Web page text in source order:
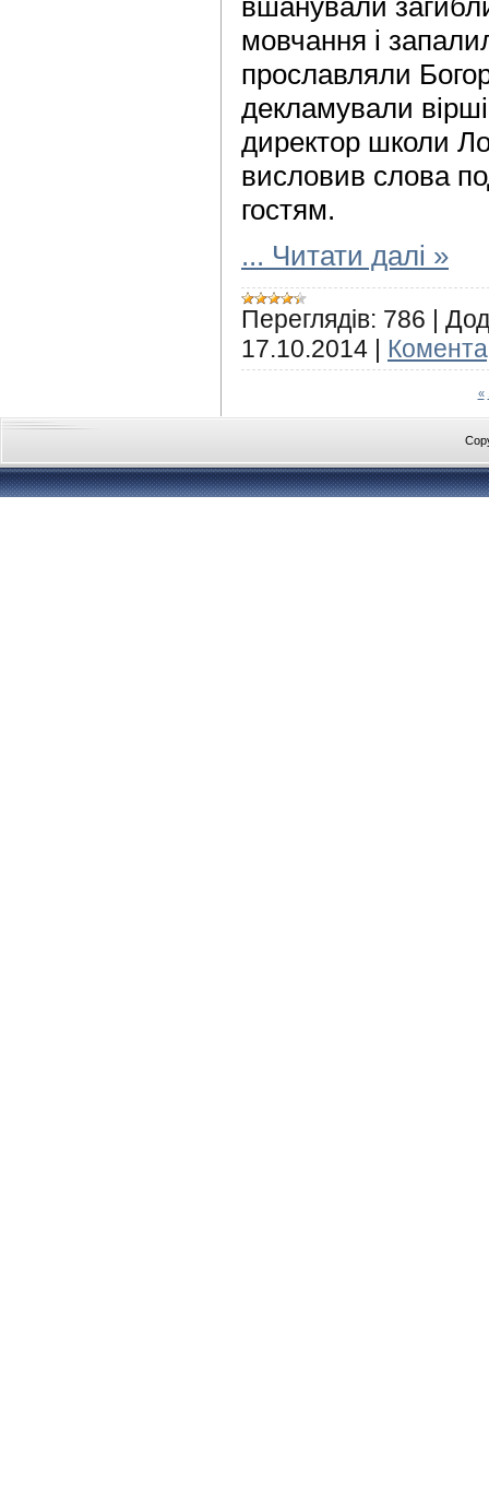
вшанували
мовчання і
прославляли
декламували
директор школи
висловив слова
гостям.
... Читати далі »
Переглядів: 786 |
17.10.2014 |
«